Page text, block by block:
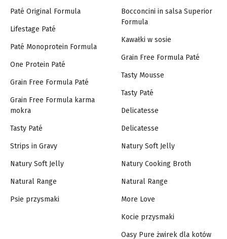
Paté Original Formula
Lifestage Paté
Paté Monoprotein Formula
One Protein Paté
Grain Free Formula Paté
Grain Free Formula karma
mokra
Tasty Paté
Strips in Gravy
Natury Soft Jelly
Natural Range
Psie przysmaki
Bocconcini in salsa Superior
Formula
Kawałki w sosie
Grain Free Formula Paté
Tasty Mousse
Tasty Paté
Delicatesse
Delicatesse
Natury Soft Jelly
Natury Cooking Broth
Natural Range
More Love
Kocie przysmaki
Oasy Pure żwirek dla kotów